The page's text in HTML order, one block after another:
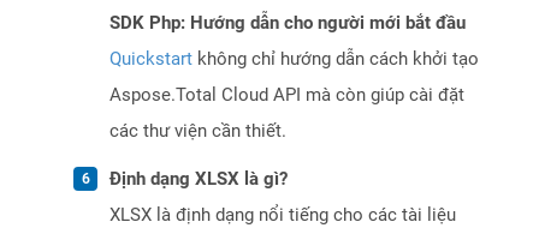
SDK Php: Hướng dẫn cho người mới bắt đầu
Quickstart không chỉ hướng dẫn cách khởi tạo
Aspose.Total Cloud API mà còn giúp cài đặt
các thư viện cần thiết.
Định dạng XLSX là gì?
XLSX là định dạng nổi tiếng cho các tài liệu